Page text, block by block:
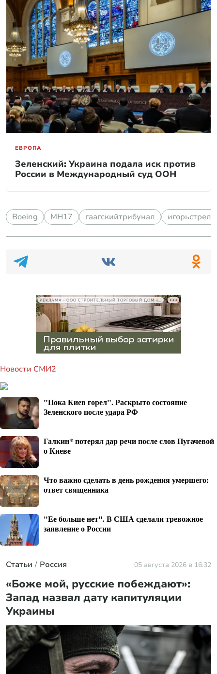
ЕВРОПА
Зеленский: Украина подала иск против
России в Международный суд ООН
Boeing MH17 гаагскийтрибунал
Новости СМИ2
"Пока Киев горел". Раскрыто состояние
Зеленского после удара РФ
Галкин* потерял дар речи после слов Пугачевой
о Киеве
Что важно сделать в день рождения умершего:
ответ священника
"Ее больше нет". В США сделали тревожное
заявление о России
Статьи Россия 05 августа 2026 в 16:32
«Боже мой, русские побеждают»:
Запад назвал дату капитуляции
Украины